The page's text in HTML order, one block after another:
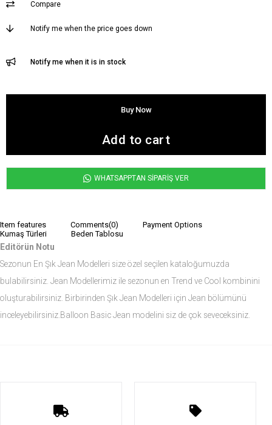
Compare
Notify me when the price goes down
Notify me when it is in stock
WHATSAPPTAN SİPARİŞ VER
Item features Comments(0)
Payment Options
Kumaş Türleri
Beden Tablosu
Editörün Notu
Sezonun En Şık Jean Modelleri size özel seçilen kataloğumuzda
bulabilirsiniz. Jean Modellerimiz ile sezonun en Trend ve Cool kombinini
oluşturabilirsiniz. Birbirinden Şık Jean Modelleri için Jean bölümünü
inceleyebilirsiniz.Balloon Basic Jean modelini siz de çok seveceksiniz.